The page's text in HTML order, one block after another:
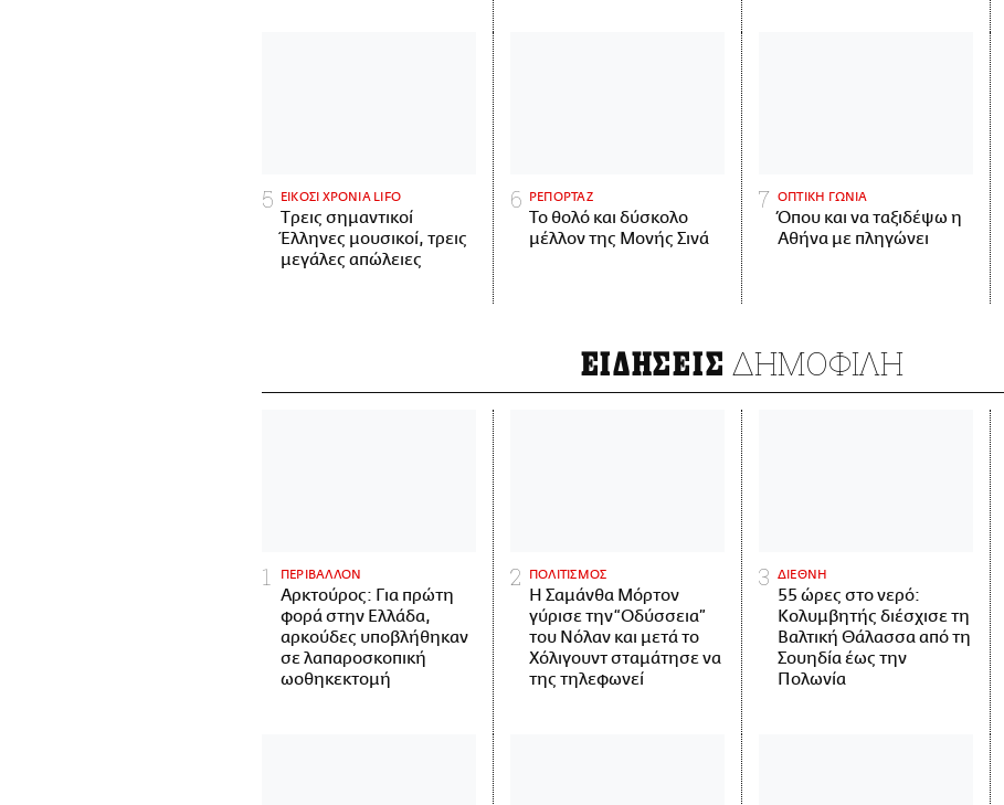
ΕΙΚΟΣΙ ΧΡΟΝΙΑ LIFO
Tρεις σημαντικοί
Έλληνες μουσικοί, τρεις
μεγάλες απώλειες
ΡΕΠΟΡΤΑΖ
Το θολό και δύσκολο
μέλλον της Μονής Σινά
ΟΠΤΙΚΗ ΓΩΝΙΑ
Όπου και να ταξιδέψω η
Αθήνα με πληγώνει
ΕΙΔΗΣΕΙΣ ΔΗΜΟΦΙΛΗ
ΠΕΡΙΒΑΛΛΟΝ
Αρκτούρος: Για πρώτη
φορά στην Ελλάδα,
αρκούδες υποβλήθηκαν
σε λαπαροσκοπική
ωοθηκεκτομή
ΠΟΛΙΤΙΣΜΟΣ
Η Σαμάνθα Μόρτον
γύρισε την “Οδύσσεια”
του Νόλαν και μετά το
Χόλιγουντ σταμάτησε να
της τηλεφωνεί
ΔΙΕΘΝΗ
55 ώρες στο νερό:
Κολυμβητής διέσχισε τη
Βαλτική Θάλασσα από τη
Σουηδία έως την
Πολωνία